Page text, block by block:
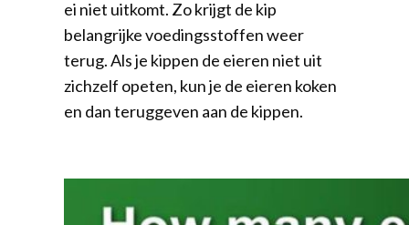
ei niet uitkomt. Zo krijgt de kip
belangrijke voedingsstoffen weer
terug. Als je kippen de eieren niet uit
zichzelf opeten, kun je de eieren koken
en dan teruggeven aan de kippen.